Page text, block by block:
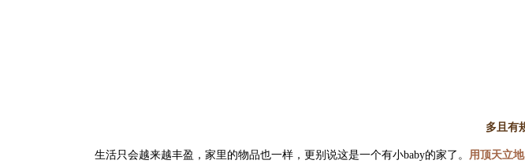
多且有
生活只会越来越丰盈，家里的物品也一样，更别说这是一个有小baby的家了。 用顶天立